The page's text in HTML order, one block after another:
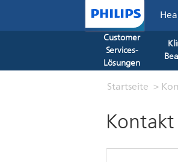
Customer
Services-
Lösungen
Startseite >
Kontakt